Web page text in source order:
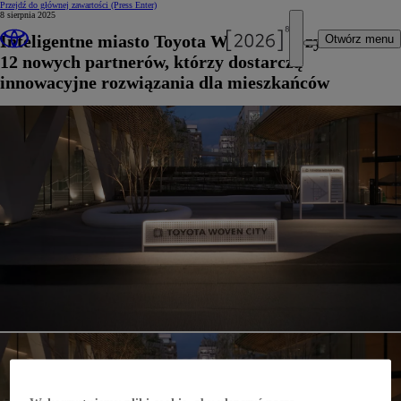
Przejdź do głównej zawartości (Press Enter)
Otwórz menu
8 sierpnia 2025
Inteligentne miasto Toyota Woven City zyskało
12 nowych partnerów, którzy dostarczą
innowacyjne rozwiązania dla mieszkańców